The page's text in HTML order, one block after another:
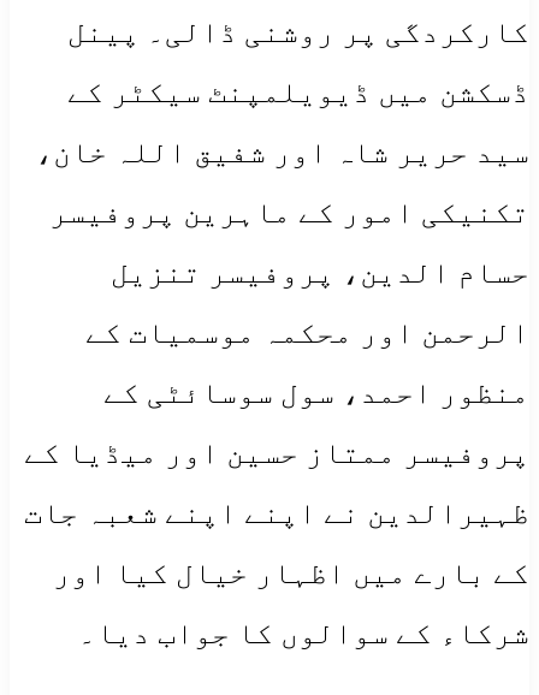
کارکردگی پر روشنی ڈالی۔ پینل
ڈسکشن میں ڈیویلمپنٹ سیکٹر کے
سید حریر شاہ اور شفیق اللہ خان،
تکنیکی امور کے ماہرین پروفیسر
حسام الدین، پروفیسر تنزیل
الرحمن اور محکمہ موسمیات کے
منظور احمد، سول سوسائٹی کے
پروفیسر ممتاز حسین اور میڈیا کے
ظہیرالدین نے اپنے اپنے شعبہ جات
کے بارے میں اظہار خیال کیا اور
شرکاء کے سوالوں کا جواب دیا۔